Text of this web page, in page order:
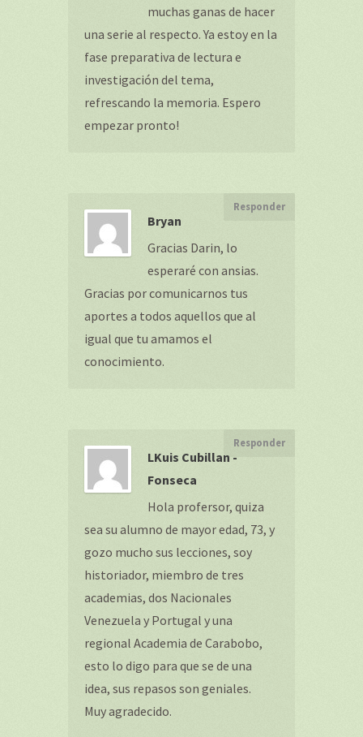
muchas ganas de hacer
una serie al respecto. Ya estoy en la
fase preparativa de lectura e
investigación del tema,
refrescando la memoria. Espero
empezar pronto!
Bryan
Responder
Gracias Darin, lo
esperaré con ansias.
Gracias por comunicarnos tus
aportes a todos aquellos que al
igual que tu amamos el
conocimiento.
LKuis Cubillan -
Fonseca
Responder
Hola profersor, quiza
sea su alumno de mayor edad, 73, y
gozo mucho sus lecciones, soy
historiador, miembro de tres
academias, dos Nacionales
Venezuela y Portugal y una
regional Academia de Carabobo,
esto lo digo para que se de una
idea, sus repasos son geniales.
Muy agradecido.